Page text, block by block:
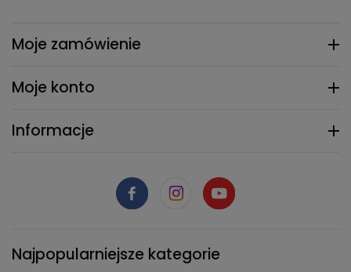
Moje zamówienie
Moje konto
Informacje
Najpopularniejsze kategorie